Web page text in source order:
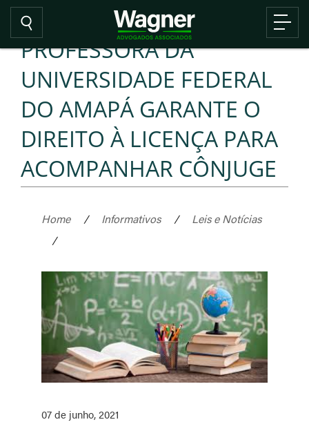
PROFESSORA DA
UNIVERSIDADE FEDERAL
DO AMAPÁ GARANTE O
DIREITO À LICENÇA PARA
ACOMPANHAR CÔNJUGE
Home / Informativos /
Leis e Notícias
/
07 de junho, 2021